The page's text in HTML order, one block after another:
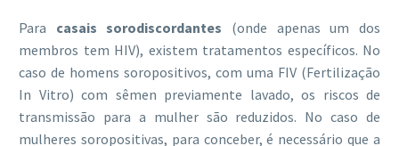
Para casais sorodiscordantes (onde apenas um dos
membros tem HIV), existem tratamentos específicos. No
caso de homens soropositivos, com uma FIV (Fertilização
In Vitro) com sêmen previamente lavado, os riscos de
transmissão para a mulher são reduzidos. No caso de
mulheres soropositivas, para conceber, é necessário que a